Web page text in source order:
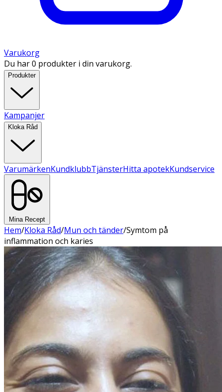
Varukorg
Du har 0 produkter i din varukorg.
Produkter
Kampanjer
Kloka Råd
VarumärkenKundklubbTjänsterHitta apotekKundservice
Mina Recept
Hem/Kloka Råd/Mun och tänder/Symtom på
inflammation och karies